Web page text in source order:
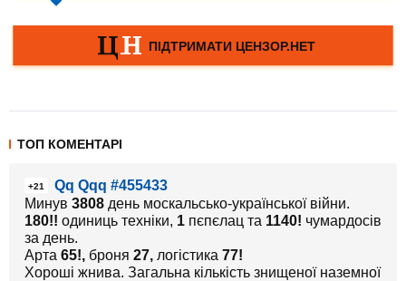
ТОП КОМЕНТАРІ
+21
Qq Qqq #455433
Минув 3808 день москальсько-української війни.
180!! одиниць техніки, 1 пєпєлац та 1140! чумардосів
за день.
Арта 65!, броня 27, логістика 77!
Хороші жнива. Загальна кількість знищеної наземної